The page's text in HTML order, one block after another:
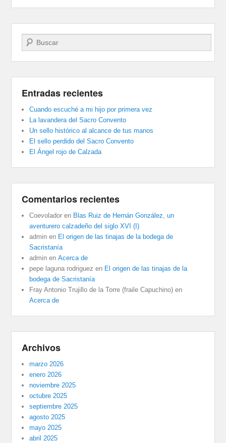
Buscar
Entradas recientes
Cuando escuché a mi hijo por primera vez
La lavandera del Sacro Convento
Un sello histórico al alcance de tus manos
El sello perdido del Sacro Convento
El Ángel rojo de Calzada
Comentarios recientes
Coevolador en Blas Ruiz de Hernán González, un
aventurero calzadeño del siglo XVI (I)
admin en El origen de las tinajas de la bodega de
Sacristanía
admin enAcerca de
pepe laguna rodriguez en El origen de las tinajas de la
bodega de Sacristanía
Fray Antonio Trujillo de la Torre (fraile Capuchino) en
Acerca de
Archivos
marzo 2026
enero 2026
noviembre 2025
octubre 2025
septiembre 2025
agosto 2025
mayo 2025
abril 2025